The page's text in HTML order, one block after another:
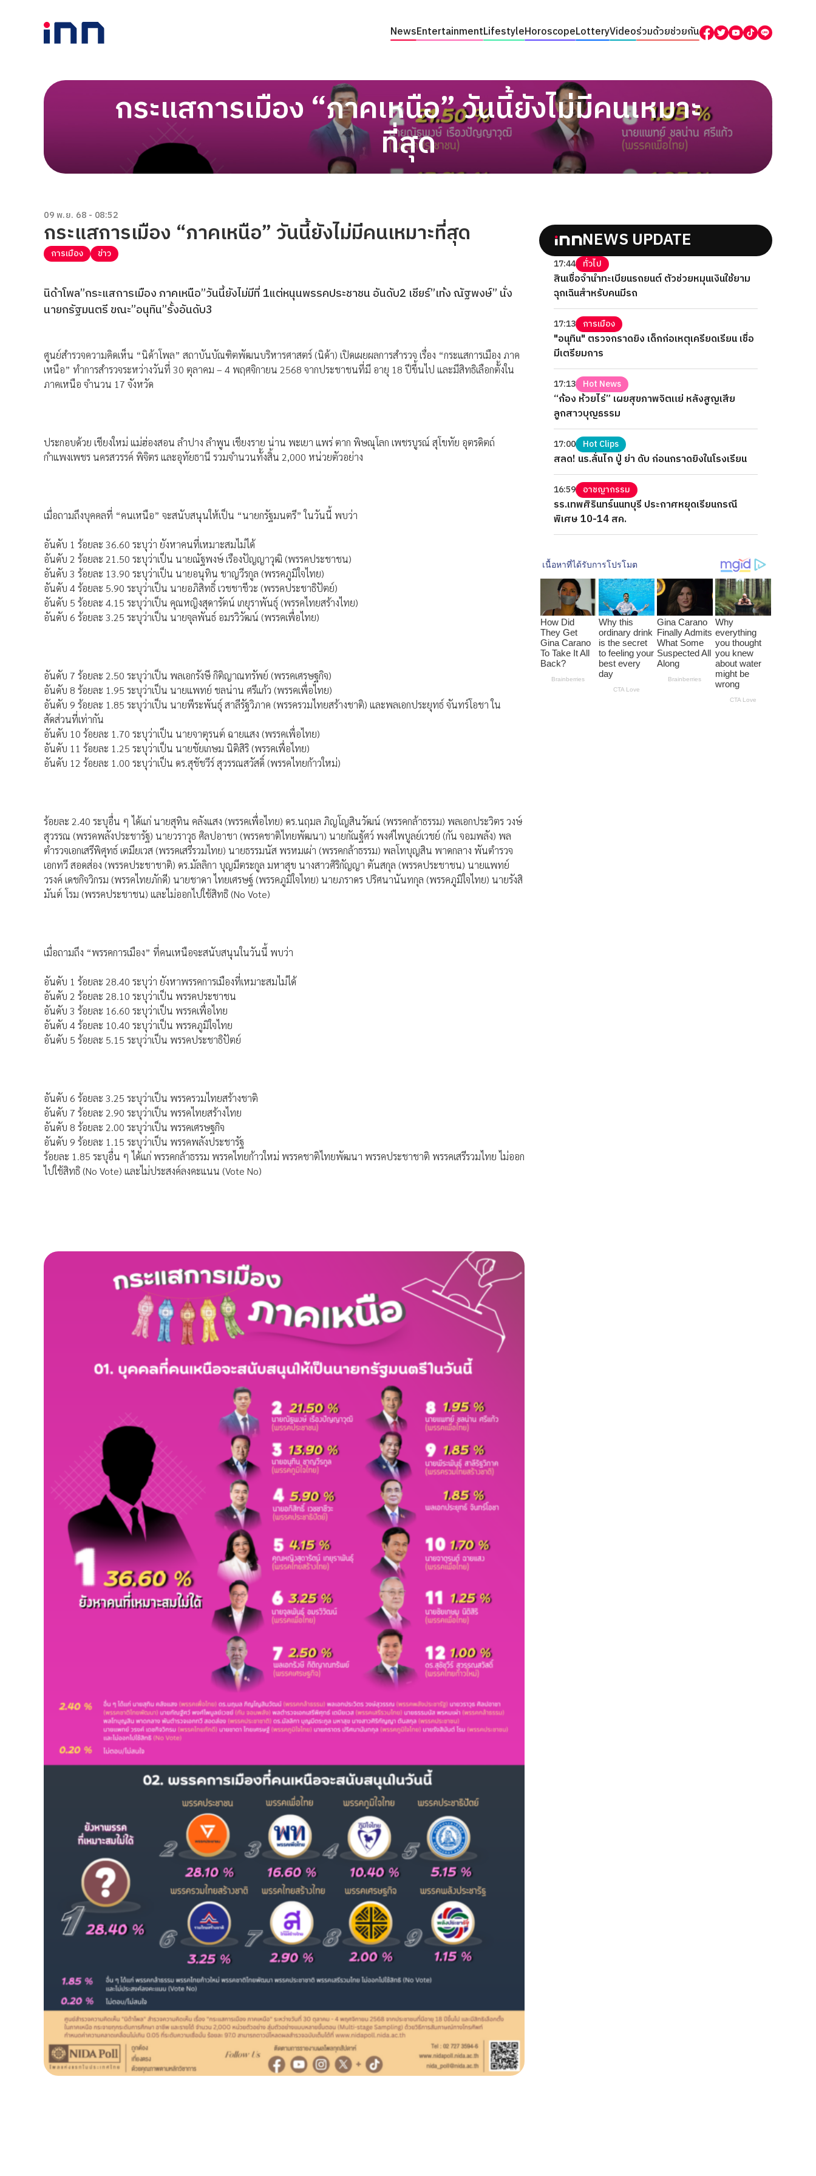
NewsEntertainmentLifestyleHoroscopeLotteryVideoร่วมด้วยช่วยกัน
กระแสการเมือง “ภาคเหนือ” วันนี้ยังไม่มีคนเหมาะ
ที่สุด
09 พ.ย. 68 - 08:52
กระแสการเมือง “ภาคเหนือ” วันนี้ยังไม่มีคนเหมาะที่สุด
การเมือง ข่าว
นิด้าโพล”กระแสการเมือง ภาคเหนือ”วันนี้ยังไม่มีที่ 1แต่หนุนพรรคประชาชน อันดับ2 เชียร์”เท้ง ณัฐพงษ์” นั่ง
นายกรัฐมนตรี ขณะ”อนุทิน”รั้งอันดับ3
ศูนย์สำรวจความคิดเห็น “นิด้าโพล” สถาบันบัณฑิตพัฒนบริหารศาสตร์ (นิด้า) เปิดเผยผลการสำรวจ เรื่อง “กระแสการเมือง ภาค
เหนือ” ทำการสำรวจระหว่างวันที่ 30 ตุลาคม – 4 พฤศจิกายน 2568 จากประชาชนที่มี อายุ 18 ปีขึ้นไป และมีสิทธิเลือกตั้งใน
ภาคเหนือ จำนวน 17 จังหวัด
ประกอบด้วย เชียงใหม่ แม่ฮ่องสอน ลำปาง ลำพูน เชียงราย น่าน พะเยา แพร่ ตาก พิษณุโลก เพชรบูรณ์ สุโขทัย อุตรดิตถ์
กำแพงเพชร นครสวรรค์ พิจิตร และอุทัยธานี รวมจำนวนทั้งสิ้น 2,000 หน่วยตัวอย่าง
เมื่อถามถึงบุคคลที่ “คนเหนือ” จะสนับสนุนให้เป็น “นายกรัฐมนตรี” ในวันนี้ พบว่า
อันดับ 1 ร้อยละ 36.60 ระบุว่า ยังหาคนที่เหมาะสมไม่ได้
อันดับ 2 ร้อยละ 21.50 ระบุว่าเป็น นายณัฐพงษ์ เรืองปัญญาวุฒิ (พรรคประชาชน)
อันดับ 3 ร้อยละ 13.90 ระบุว่าเป็น นายอนุทิน ชาญวีรกูล (พรรคภูมิใจไทย)
อันดับ 4 ร้อยละ 5.90 ระบุว่าเป็น นายอภิสิทธิ์ เวชชาชีวะ (พรรคประชาธิปัตย์)
อันดับ 5 ร้อยละ 4.15 ระบุว่าเป็น คุณหญิงสุดารัตน์ เกยุราพันธุ์ (พรรคไทยสร้างไทย)
อันดับ 6 ร้อยละ 3.25 ระบุว่าเป็น นายจุลพันธ์ อมรวิวัฒน์ (พรรคเพื่อไทย)
อันดับ 7 ร้อยละ 2.50 ระบุว่าเป็น พลเอกรังษี กิติญาณทรัพย์ (พรรคเศรษฐกิจ)
อันดับ 8 ร้อยละ 1.95 ระบุว่าเป็น นายแพทย์ ชลน่าน ศรีแก้ว (พรรคเพื่อไทย)
อันดับ 9 ร้อยละ 1.85 ระบุว่าเป็น นายพีระพันธุ์ สาลีรัฐวิภาค (พรรครวมไทยสร้างชาติ) และพลเอกประยุทธ์ จันทร์โอชา ใน
สัดส่วนที่เท่ากัน
อันดับ 10 ร้อยละ 1.70 ระบุว่าเป็น นายจาตุรนต์ ฉายแสง (พรรคเพื่อไทย)
อันดับ 11 ร้อยละ 1.25 ระบุว่าเป็น นายชัยเกษม นิติสิริ (พรรคเพื่อไทย)
อันดับ 12 ร้อยละ 1.00 ระบุว่าเป็น ดร.สุชัชวีร์ สุวรรณสวัสดิ์ (พรรคไทยก้าวใหม่)
ร้อยละ 2.40 ระบุอื่น ๆ ได้แก่ นายสุทิน คลังแสง (พรรคเพื่อไทย) ดร.นฤมล ภิญโญสินวัฒน์ (พรรคกล้าธรรม) พลเอกประวิตร วงษ์
สุวรรณ (พรรคพลังประชารัฐ) นายวราวุธ ศิลปอาชา (พรรคชาติไทยพัฒนา) นายกัณฐัศว์ พงศ์ไพบูลย์เวชย์ (กัน จอมพลัง) พล
ตำรวจเอกเสรีพิศุทธ์ เตมียเวส (พรรคเสรีรวมไทย) นายธรรมนัส พรหมเผ่า (พรรคกล้าธรรม) พลโทบุญสิน พาดกลาง พันตำรวจ
เอกทวี สอดส่อง (พรรคประชาชาติ) ดร.มัลลิกา บุญมีตระกูล มหาสุข นางสาวศิริกัญญา ตันสกุล (พรรคประชาชน) นายแพทย์
วรงค์ เดชกิจวิกรม (พรรคไทยภักดี) นายชาดา ไทยเศรษฐ์ (พรรคภูมิใจไทย) นายภราดร ปริศนานันทกุล (พรรคภูมิใจไทย) นายรังสิ
มันต์ โรม (พรรคประชาชน) และไม่ออกไปใช้สิทธิ (No Vote)
เมื่อถามถึง “พรรคการเมือง” ที่คนเหนือจะสนับสนุนในวันนี้ พบว่า
อันดับ 1 ร้อยละ 28.40 ระบุว่า ยังหาพรรคการเมืองที่เหมาะสมไม่ได้
อันดับ 2 ร้อยละ 28.10 ระบุว่าเป็น พรรคประชาชน
อันดับ 3 ร้อยละ 16.60 ระบุว่าเป็น พรรคเพื่อไทย
อันดับ 4 ร้อยละ 10.40 ระบุว่าเป็น พรรคภูมิใจไทย
อันดับ 5 ร้อยละ 5.15 ระบุว่าเป็น พรรคประชาธิปัตย์
อันดับ 6 ร้อยละ 3.25 ระบุว่าเป็น พรรครวมไทยสร้างชาติ
อันดับ 7 ร้อยละ 2.90 ระบุว่าเป็น พรรคไทยสร้างไทย
อันดับ 8 ร้อยละ 2.00 ระบุว่าเป็น พรรคเศรษฐกิจ
อันดับ 9 ร้อยละ 1.15 ระบุว่าเป็น พรรคพลังประชารัฐ
ร้อยละ 1.85 ระบุอื่น ๆ ได้แก่ พรรคกล้าธรรม พรรคไทยก้าวใหม่ พรรคชาติไทยพัฒนา พรรคประชาชาติ พรรคเสรีรวมไทย ไม่ออก
ไปใช้สิทธิ (No Vote) และไม่ประสงค์ลงคะแนน (Vote No)
NEWS UPDATE
17:44 ทั่วไป
สินเชื่อจำนำทะเบียนรถยนต์ ตัวช่วยหมุนเงินใช้ยาม
ฉุกเฉินสำหรับคนมีรถ
17:13 การเมือง
"อนุทิน" ตรวจกราดยิง เด็กก่อเหตุเครียดเรียน เชื่อ
มีเตรียมการ
17:13 Hot News
“ก้อง ห้วยไร่” เผยสุขภาพจิตแย่ หลังสูญเสีย
ลูกสาวบุญธรรม
17:00 Hot Clips
สลด! นร.ลั่นไก ปู่ ย่า ดับ ก่อนกราดยิงในโรงเรียน
16:59 อาชญากรรม
รร.เทพศิรินทร์นนทบุรี ประกาศหยุดเรียนกรณี
พิเศษ 10-14 สค.